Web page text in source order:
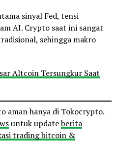
sinyal Fed, tensi
AI. Crypto saat ini sangat
sehingga makro
Altcoin Tersungkur Saat
aman hanya di Tokocrypto.
untuk updateberita
trading bitcoin &